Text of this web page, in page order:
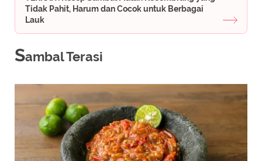
Tidak Pahit, Harum dan Cocok untuk Berbagai
Lauk
Sambal Terasi